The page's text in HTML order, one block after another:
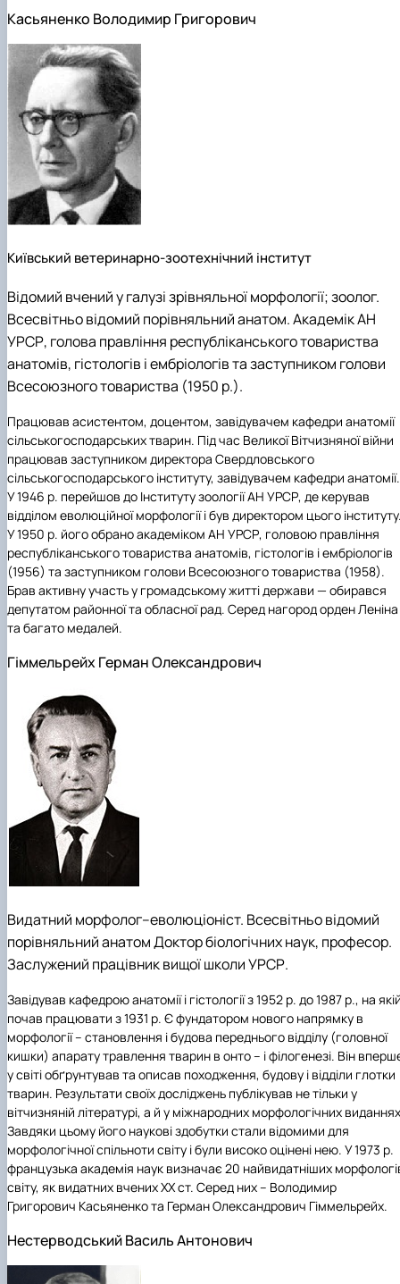
Касьяненко Володимир Григорович
Київський ветеринарно-зоотехнічний інститут
Відомий вчений у галузі зрівняльної морфології; зоолог.
Всесвітньо відомий порівняльний анатом. Академік АН
УРСР, голова правління республіканського товариства
анатомів, гістологів і ембріологів та заступником голови
Всесоюзного товариства (1950 р.).
Працював асистентом, доцентом, завідувачем кафедри анатомії
сільськогосподарських тварин. Під час Великої Вітчизняної війни
працював заступником директора Свердловського
сільськогосподарського інституту, завідувачем кафедри анатомії.
У 1946 р. перейшов до Інституту зоології АН УРСР, де керував
відділом еволюційної морфології і був директором цього
У 1950 р. його обрано академіком АН УРСР, головою правління
республіканського товариства анатомів, гістологів і ембріологів
(1956) та заступником голови Всесоюзного товариства (1958).
Брав активну участь у громадському житті держави — обирався
депутатом районної та обласної рад. Серед нагород орден Леніна
та багато медалей.
Гіммельрейх Герман Олександрович
Видатний морфолог–еволюціоніст. Всесвітньо відомий
порівняльний анатом Доктор біологічних наук, професор.
Заслужений працівник вищої школи УРСР.
Завідував кафедрою анатомії і гістології з 1952 р. до 1987 р., на
почав працювати з 1931 р. Є фундатором нового напрямку в
морфології – становлення і будова переднього відділу (головної
кишки) апарату травлення тварин в онто – і філогенезі. Він
у світі обґрунтував та описав походження, будову і відділи глотки
тварин. Результати своїх досліджень публікував не тільки у
вітчизняній літературі, а й у міжнародних морфологічних
Завдяки цьому його наукові здобутки стали відомими для
морфологічної спільноти світу і були високо оцінені нею. У 1973 р.
французька академія наук визначає 20 найвидатніших
світу, як видатних вчених ХХ ст. Серед них – Володимир
Григорович Касьяненко та Герман Олександрович Гіммельрейх.
Нестерводський Василь Антонович